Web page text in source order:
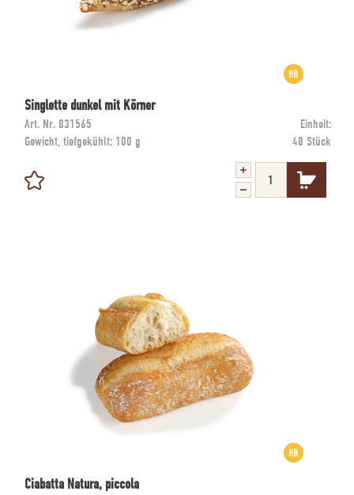
Singlette dunkel mit Körner
Art. Nr. 831565
Einheit:
Gewicht, tiefgekühlt: 100 g 48 Stück
Ciabatta Natura, piccola